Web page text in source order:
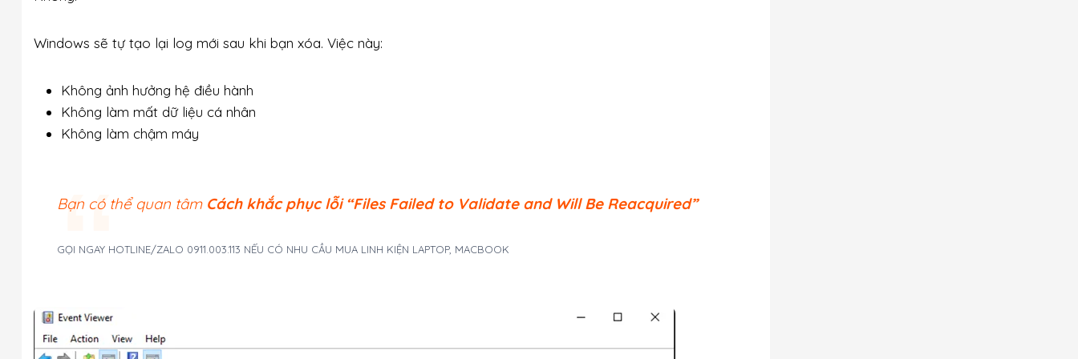
Windows sẽ tự tạo lại log mới sau khi bạn xóa. Việc này:
Không ảnh hưởng hệ điều hành
Không làm mất dữ liệu cá nhân
Không làm chậm máy
Bạn có thể quan tâm Cách khắc phục lỗi “Files Failed to Validate and Will Be Reacquired”
GỌI NGAY HOTLINE/ZALO 0911.003.113 NẾU CÓ NHU CẦU MUA LINH KIỆN LAPTOP, MACBOOK